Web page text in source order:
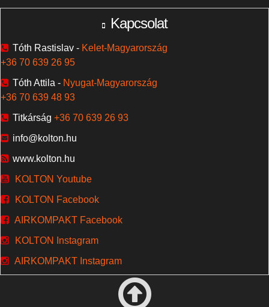
Kapcsolat
Tóth Rastislav - Kelet-Magyarország
+36 70 639 26 95
Tóth Attila - Nyugat-Magyarország
+36 70 639 48 93
Titkárság +36 70 639 26 93
info@kolton.hu
www.kolton.hu
KOLTON Youtube
KOLTON Facebook
AIRKOMPAKT Facebook
KOLTON Instagram
AIRKOMPAKT Instagram